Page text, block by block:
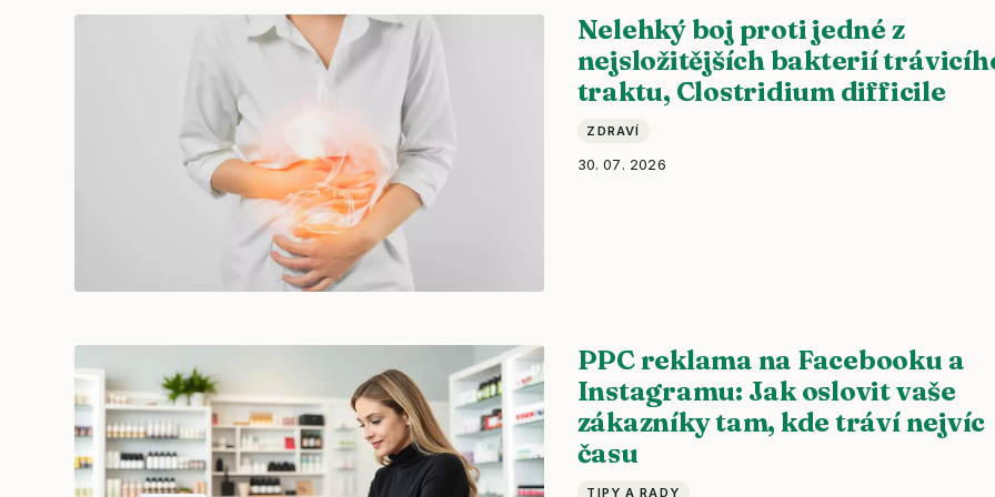
Nelehký boj proti jedné z
nejsložitějších bakterií
traktu, Clostridium difficile
ZDRAVÍ
30. 07. 2026
PPC reklama na Facebooku a
Instagramu: Jak oslovit vaše
zákazníky tam, kde tráví nejvíc
času
TIPY A RADY